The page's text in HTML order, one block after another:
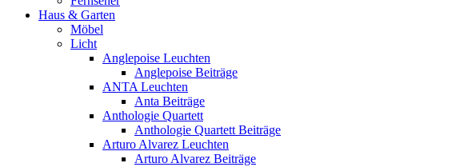
Haus & Garten
Möbel
Licht
Anglepoise Leuchten
Anglepoise Beiträge
ANTA Leuchten
Anta Beiträge
Anthologie Quartett
Anthologie Quartett Beiträge
Arturo Alvarez Leuchten
Arturo Alvarez Beiträge